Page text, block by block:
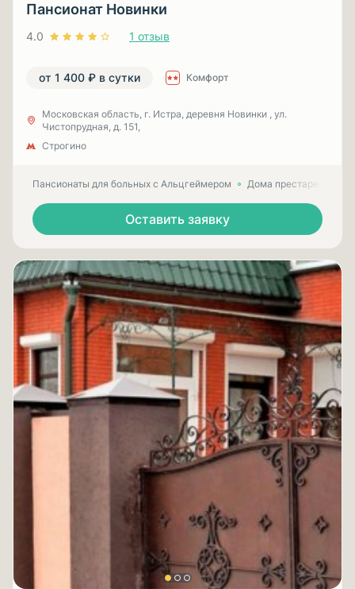
Пансионат Новинки
4.0 1 отзыв
от 1 400 ₽ в сутки Комфорт
Московская область, г. Истра, деревня Новинки , ул.
Чистопрудная, д. 151,
Строгино
Пансионаты для больных с Альцгеймером Дома престарелых
Оставить заявку